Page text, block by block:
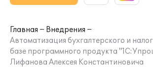
Главная
Внедрения
Автоматизация бухгалтерского и
базе программного продукта
Лифанова Алексея Константиновича